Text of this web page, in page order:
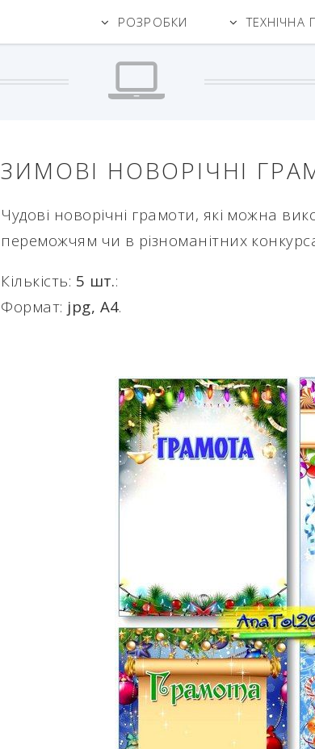
РОЗРОБКИ ТЕХНІЧНА
ЗИМОВІ НОВОРІЧНІ
Чудові новорічні грамоти, які можна
переможчям чи в різноманітних
Кількість: 5 шт.:
Формат: jpg, А4.